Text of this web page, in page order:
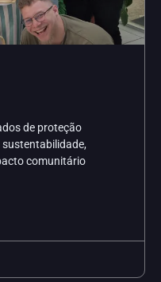
de proteção
comunitário